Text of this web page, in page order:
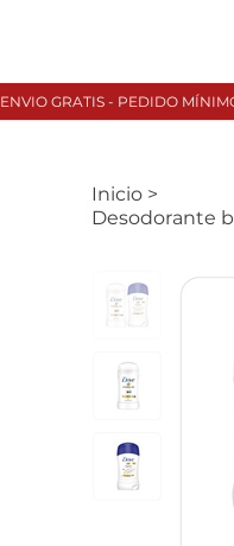
Inicio >
Desodorante